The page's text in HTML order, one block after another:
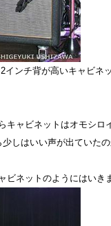
インチ背が高いキャビネ
キャビネットはオモシロ
しはいい声が出ていた
ネットのようにはいき